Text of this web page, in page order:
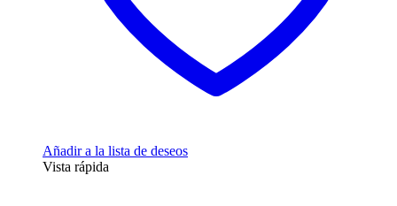
Añadir a la lista de deseos
Vista rápida